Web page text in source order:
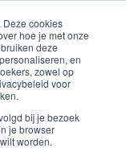
Deze cookies
hoe je met onze
deze
en
zowel op
voor
bij je bezoek
je browser
worden.